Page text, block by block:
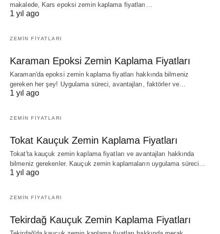
makalede, Kars epoksi zemin kaplama fiyatları…
1 yıl ago
ZEMIN FIYATLARI
Karaman Epoksi Zemin Kaplama Fiyatları
Karaman'da epoksi zemin kaplama fiyatları hakkında bilmeniz
gereken her şey! Uygulama süreci, avantajları, faktörler ve…
1 yıl ago
ZEMIN FIYATLARI
Tokat Kauçuk Zemin Kaplama Fiyatları
Tokat'ta kauçuk zemin kaplama fiyatları ve avantajları hakkında
bilmeniz gerekenler. Kauçuk zemin kaplamaların uygulama süreci…
1 yıl ago
ZEMIN FIYATLARI
Tekirdağ Kauçuk Zemin Kaplama Fiyatları